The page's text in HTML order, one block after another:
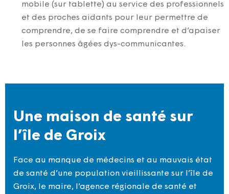
mobile (sur tablette) au service des professionnels
et des proches aidants pour leur permettre de
comprendre, de se faire comprendre et d’apaiser
les personnes âgées dys-communicantes.
Une maison de santé sur
l’île de Groix
Face au manque de médecins et au mauvais état
de santé d’une population vieillissante sur l’île de
Groix, le maire, l’agence régionale de santé et